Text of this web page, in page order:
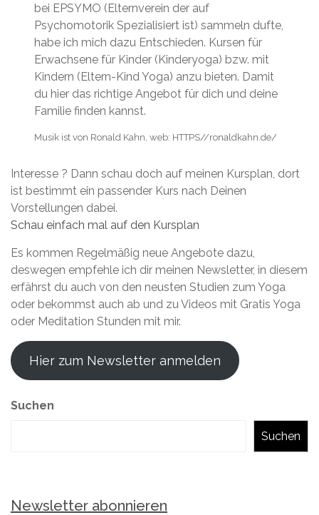
bei EPSYMO (Elternverein der auf
Psychomotorik Spezialisiert ist) sammeln dufte,
habe ich mich dazu Entschieden. Kursen für
Erwachsene für Kinder (Kinderyoga) bzw. mit
Kindern (Eltern-Kind Yoga) anzu bieten. Damit
du hier das richtige Angebot für dich und deine
Familie finden kannst.
Musik ist von Ronald Kahn, web: HTTPS//ronaldkahn.de/
Interesse ? Dann schau doch auf meinen Kursplan, dort
ist bestimmt ein passender Kurs nach Deinen
Vorstellungen dabei.
Schau einfach mal auf den Kursplan
Es kommen Regelmäßig neue Angebote dazu,
deswegen empfehle ich dir meinen Newsletter, in diesem
erfährst du auch von den neusten Studien zum Yoga
oder bekommst auch ab und zu Videos mit Gratis Yoga
oder Meditation Stunden mit mir.
Hier zum Newsletter anmelden
Suchen
Suchen
Newsletter abonnieren